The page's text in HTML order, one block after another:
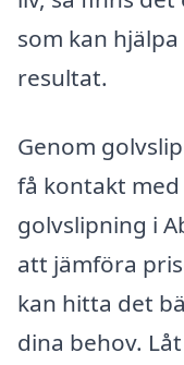
som kan
resultat.
Genom
få kontakt
golvslipning i
att jämföra
kan hitta det
dina behov.